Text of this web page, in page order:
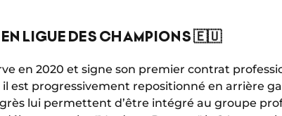
EN LIGUE DES CHAMPIONS 🇪🇺
en 2020 et signe son premier contrat
il est progressivement repositionné en arrière
lui permettent d’être intégré au groupe